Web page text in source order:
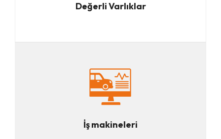
İş makineleri
Değerli Varlıklar